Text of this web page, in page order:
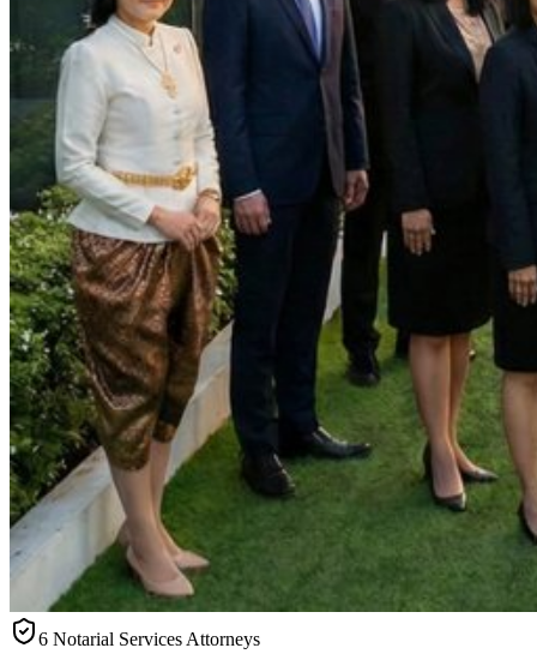
6 Notarial Services Attorneys